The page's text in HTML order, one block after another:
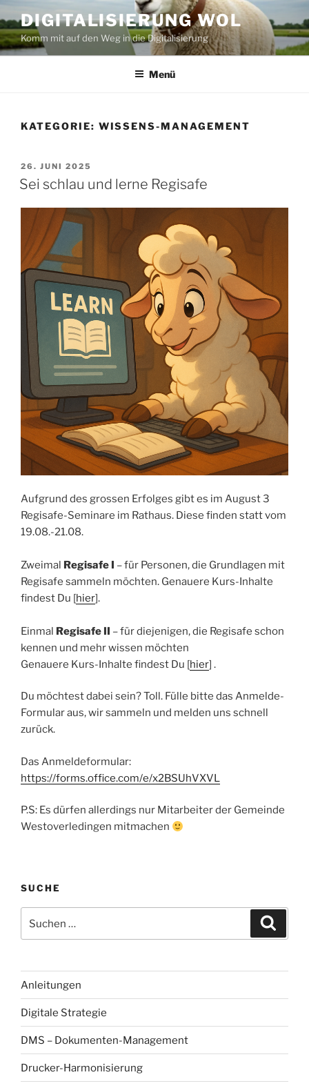
Zum
Inhalt
springen
DIGITALISIERUNG WOL
Komm mit auf den Weg in die Digitalisierung
Menü
KATEGORIE: WISSENS-MANAGEMENT
VERÖFFENTLICHT
AM
26. JUNI 2025
Sei schlau und lerne Regisafe
Aufgrund des grossen Erfolges gibt es im August 3
Regisafe-Seminare im Rathaus. Diese finden statt vom
19.08.-21.08.
Zweimal Regisafe I – für Personen, die Grundlagen mit
Regisafe sammeln möchten. Genauere Kurs-Inhalte
findest Du [hier].
Einmal Regisafe II – für diejenigen, die Regisafe schon
kennen und mehr wissen möchten
Genauere Kurs-Inhalte findest Du [hier] .
Du möchtest dabei sein? Toll. Fülle bitte das Anmelde-
Formular aus, wir sammeln und melden uns schnell
zurück.
Das Anmeldeformular:
https://forms.office.com/e/x2BSUhVXVL
P.S: Es dürfen allerdings nur Mitarbeiter der Gemeinde
Westoverledingen mitmachen
SUCHE
nach:
Anleitungen
Digitale Strategie
DMS – Dokumenten-Management
Drucker-Harmonisierung